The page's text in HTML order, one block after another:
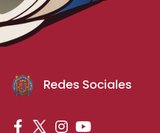
Redes Sociales